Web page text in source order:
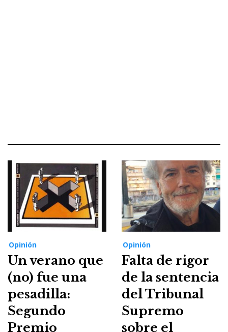
Opinión
Un verano que
(no) fue una
pesadilla:
Segundo
Premio
Opinión
Falta de rigor
de la sentencia
del Tribunal
Supremo
sobre el